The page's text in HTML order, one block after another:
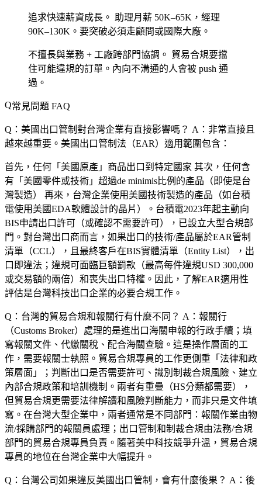
追求快速薪資成長。 助理月薪 50K–65K，經理
90K–130K。要突破必須走顧問或國際大廠。
不擅長與業務 + 工廠跨部門協調。
貿易合規要擋
住可能違規的訂單。內向不溝通的人會被 push 通
過。
常見問題 FAQ
Q：美國出口管制對台灣企業有直接影響嗎？ A：非常直接且
越來越重要。美國出口管制法（EAR）適用範圍包含：
首先，任何「美國原產」商品出口到特定國家 其次，任何含
有「美國零件或技術」超過de minimis比例的產品（即使是台
灣製造） 再來，台灣企業使用美國技術製造的產品（如台積
電使用美國EDA軟體設計的晶片）。台積電2023年起主動向
BIS申請出口許可（或確認不需要許可），已設立大型合規部
門。對台灣出口商而言，如果出口的技術/產品屬於EAR管制
清單（CCL），且最終客戶在BIS實體清單（Entity List），出
口即違法；違規可面臨巨額罰款（最高每件違規USD 300,000
或交易額的兩倍）和喪失出口特權。因此，了解EAR適用性
評估是台灣科技出口企業的必要合規工作。
Q：台灣的貿易合規和報關行有什麼不同？ A：報關行
（Customs Broker）處理的是進出口海關申報的行政手續；填
寫報關文件、代繳關稅、配合海關查驗。這是操作層面的工
作，需要報關士執照。貿易合規專員的工作更側重「法律和政
策層面」；判斷出口是否需要許可、識別制裁合規風險、建立
內部合規政策和培訓機制。兩者有重疊（HS分類都需要），
但貿易合規更需要法律解讀和風險判斷能力，而非只是文件填
寫。在台灣大型企業中，兩者通常是不同部門：報關作業由物
流/採購部門的報關員處理；出口管制和制裁合規由法務/合規
部門的貿易合規專員負責。隨著美中科技競爭升溫，貿易合規
專員的地位在台灣企業中大幅提升。
Q：台灣公司如果違反美國出口管制，會有什麼後果？ A：後